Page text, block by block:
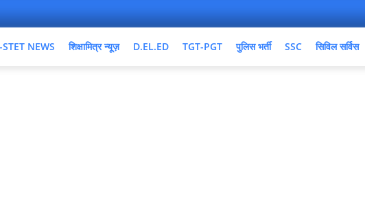
NEWS शिक्षामित्र न्यूज़ D.EL.ED TGT-PGT पुलिस भर्ती SSC सिविल सर्विस